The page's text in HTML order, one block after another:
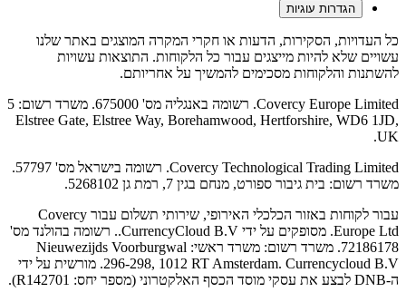
הגדרות עוגיות
כל העדויות, הסקירות, הדעות או חקרי המקרה המוצגים באתר שלנו
עשויים שלא להיות מייצגים עבור כל הלקוחות. התוצאות עשויות
להשתנות והלקוחות מסכימים להמשיך על אחריותם.
Covercy Europe Limited. רשומה באנגליה מס' 675000. משרד רשום: 5
Elstree Gate, Elstree Way, Borehamwood, Hertforshire, WD6 1JD,
UK.
Covercy Technological Trading Limited. רשומה בישראל מס' 57797.
משרד רשום: בית גיבור ספורט, מנחם בגין 7, רמת גן 5268102.
עבור לקוחות באזור הכלכלי האירופי, שירותי תשלום עבור Covercy
Europe Ltd. מסופקים על ידי CurrencyCloud B.V.. רשומה בהולנד מס'
72186178. משרד רשום: משרד ראשי: Nieuwezijds Voorburgwal
296-298, 1012 RT Amsterdam. Currencycloud B.V. מורשית על ידי
ה-DNB לבצע את עסקי מוסד הכסף האלקטרוני (מספר יחס: R142701).